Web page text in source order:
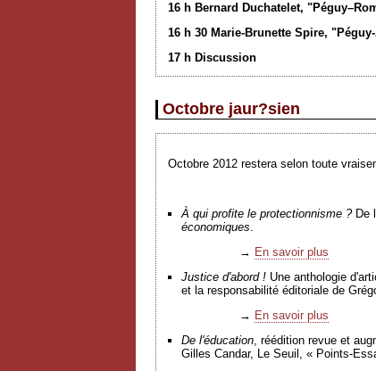
16 h Bernard Duchatelet,
16 h 30 Marie-Brunette Spire,
17 h Discussion
Octobre jaur?sien
Octobre 2012 restera selon toute
À qui profite le protectionnisme ?De
économiques.
→ En savoir plus
Justice d'abord ! Une anthologie
et la responsabilité éditoriale de
→ En savoir plus
De l'éducation, réédition revue et
Gilles Candar, Le Seuil, « Points-